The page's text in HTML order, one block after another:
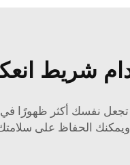
شريط
نفسك أكثر ظهورًا في
الحفاظ على سلامتك